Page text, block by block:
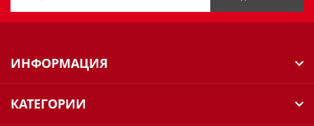
ИНФОРМАЦИЯ
КАТЕГОРИИ